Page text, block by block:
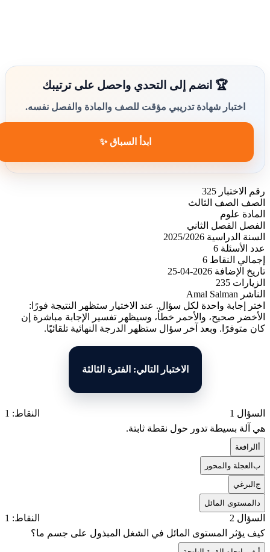
🏆 انضم إلى التحدي واحصل على ترتيبك
اختبار شهادة تدريبي مؤقت للصف والمادة والفصل نفسه.
ابدأ السباق ✨
رقم الاختبار 325
الصف
الصف الثالث
المادة
علوم
الفصل
الفصل الثاني
السنة الدراسية 2025/2026
عدد الأسئلة 6
إجمالي النقاط 6
تاريخ الإضافة 2026-04-25
الزيارات 235
الناشر Amal Salman
اختر إجابة واحدة لكل سؤال. عند الاختيار ستظهر النتيجة فورًا:
الأخضر صحيح، والأحمر خطأ، وسيظهر تفسير الإجابة مباشرة إن
كان متوفرًا. وبعد آخر سؤال ستظهر الدرجة النهائية تلقائيًا.
الاختبار التالي: الفترة الثالثة
السؤال 1
النقاط: 1
هي آلة بسيطة تدور حول نقطة ثابتة.
الرافعة
بالعجلة والمحور
جالبرغي
المستوى المائل
السؤال 2
النقاط: 1
كيف يؤثر المستوى المائل في الشغل المبذول على جسم ما؟